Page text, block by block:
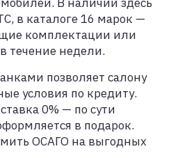
в каталоге 16 марок —
комплектации или
течение недели.
позволяет салону
условия по кредиту.
0% — по сути
в подарок.
ОСАГО на выгодных